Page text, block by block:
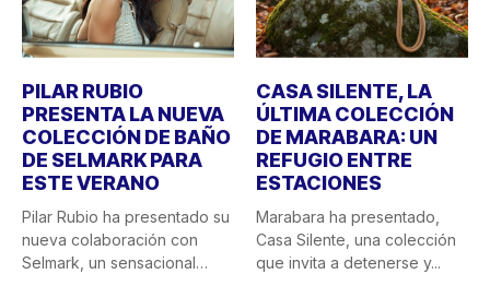
PILAR RUBIO
PRESENTA LA NUEVA
COLECCIÓN DE BAÑO
DE SELMARK PARA
ESTE VERANO
Pilar Rubio ha presentado su
nueva colaboración con
Selmark, un sensacional
CASA SILENTE, LA
ÚLTIMA COLECCIÓN
DE MARABARA: UN
REFUGIO ENTRE
ESTACIONES
Marabara ha presentado,
Casa Silente, una colección
que invita a detenerse y...